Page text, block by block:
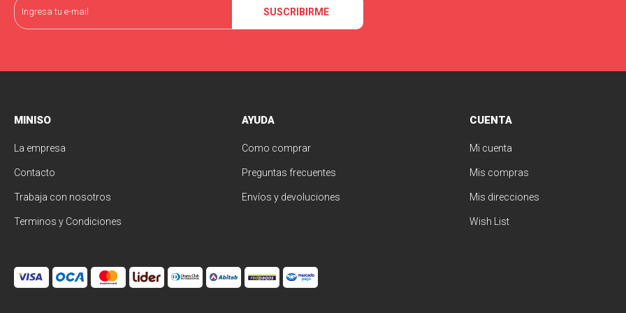
SUSCRIBIRME
MINISO
La empresa
Contacto
Trabaja con nosotros
Terminos y Condiciones
AYUDA
Como comprar
Preguntas frecuentes
Envíos y devoluciones
CUENTA
Mi cuenta
Mis compras
Mis direcciones
Wish List